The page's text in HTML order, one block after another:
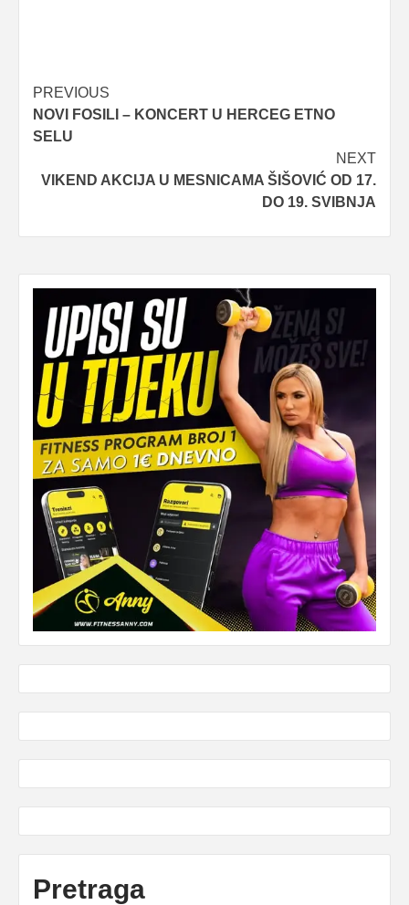
Post
navigation
PREVIOUS
NOVI FOSILI – KONCERT U HERCEG ETNO
SELU
NEXT
VIKEND AKCIJA U MESNICAMA ŠIŠOVIĆ OD 17.
DO 19. SVIBNJA
Pretraga